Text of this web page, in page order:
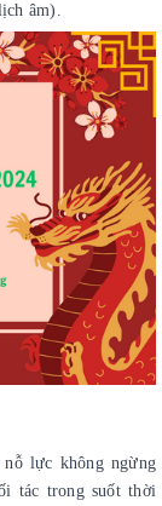
âm).
lực không ngừng
tác trong suốt thời